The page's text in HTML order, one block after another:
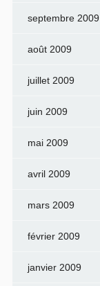
septembre 2009
août 2009
juillet 2009
juin 2009
mai 2009
avril 2009
mars 2009
février 2009
janvier 2009